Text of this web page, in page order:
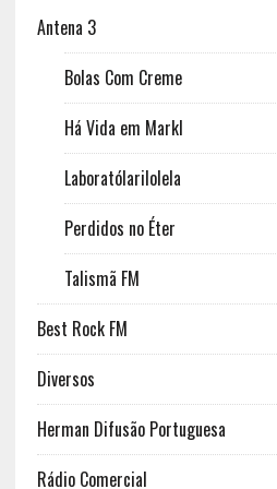
Antena 3
Bolas Com Creme
Há Vida em Markl
Laboratólarilolela
Perdidos no Éter
Talismã FM
Best Rock FM
Diversos
Herman Difusão Portuguesa
Rádio Comercial